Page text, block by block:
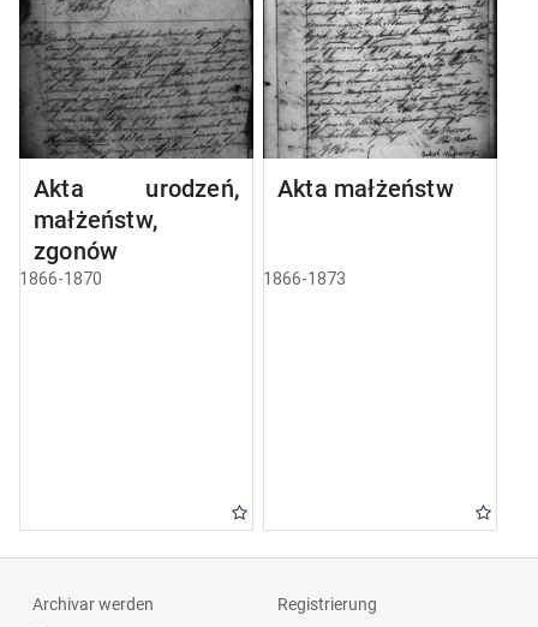
Akta urodzeń,
małżeństw,
zgonów
1866-1870
Akta małżeństw
1866-1873
Archivar werden
Registrierung